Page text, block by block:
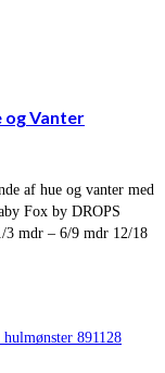
og Vanter
af hue og vanter med
Fox by DROPS
3 mdr – 6/9 mdr 12/18